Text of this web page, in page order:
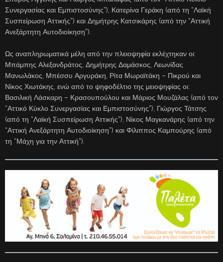
Συνεργασίας και Εμπιστοσύνης”), Κατερίνα Γεράκη (από τη “Λαϊκή
Συσπείρωση Αττικής”) και Δημήτρης Κατσικάρης (από την “Αττική
Ανεξάρτητη Αυτοδιοίκηση”).
Ως αναπληρωματικά μέλη από την πλειοψηφία εκλέχτηκαν οι:
Μπάμπης Αλεξανδράτος, Δημήτρης Δαμάσκος, Λεωνίδας
Μανωλάκος, Μπέσσυ Αργυράκη, Ρίτα Μωραϊτάκη – Πικρού και
Νίκος Χιωτάκης, ενώ από το ψηφοδέλτιο της μειοψηφίας οι:
Βασιλική Λάσκαρη – Κρασουπούλου και Μάριος Μουζάλας (από τον
“Αττικό Κύκλο Συνεργασίας και Εμπιστοσύνης”), Γιώργος Τάτσης
(από τη “Λαϊκή Συσπείρωση Αττικής”), Νίκος Μαγκανάρης (από την
“Αττική Ανεξάρτητη Αυτοδιοίκηση”) και Φίλιππος Καμπούρης (από
τη “Μάχη για την Αττική”).